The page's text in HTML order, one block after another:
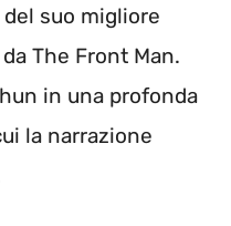
suo migliore
The Front Man.
in una profonda
la narrazione